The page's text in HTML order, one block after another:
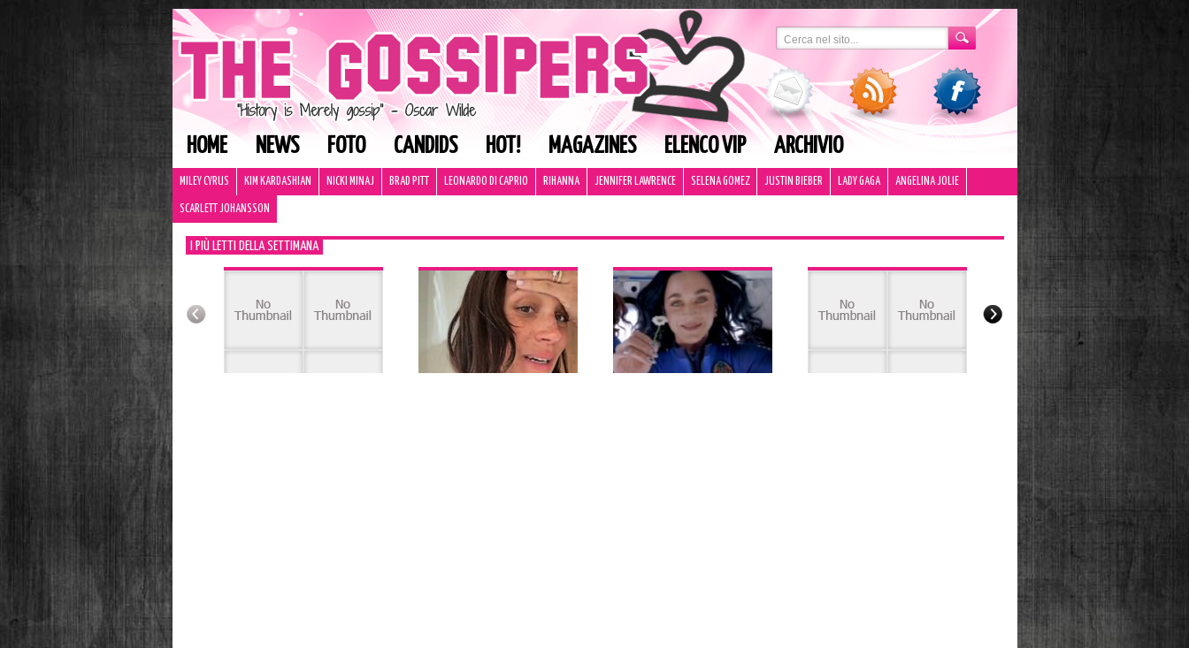
HOME NEWS FOTO CANDIDS HOT! MAGAZINES ELENCO VIP ARCHIVIO
MILEY CYRUS KIM KARDASHIAN NICKI MINAJ BRAD PITT LEONARDO DI CAPRIO RIHANNA JENNIFER LAWRENCE SELENA GOMEZ JUSTIN BIEBER LADY GAGA ANGELINA JOLIE
SCARLETT JOHANSSON
I PIÙ LETTI DELLA SETTIMANA